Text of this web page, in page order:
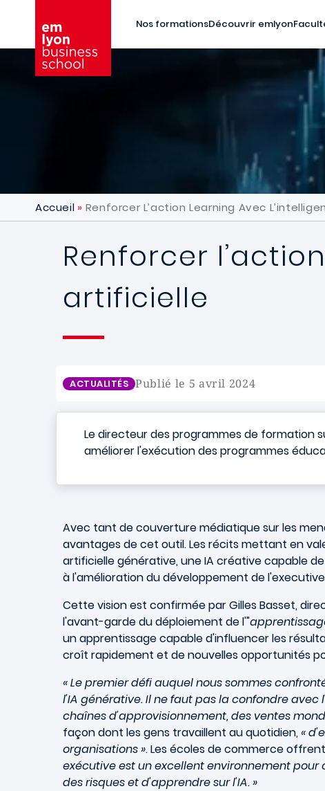
Nos formationsDécouvrir emlyon
Accueil Renforcer L’action Learning Avec
Renforcer
artificielle
ACTUALITÉS Publié le 5 avril 2024
Le directeur des programmes de formation
améliorer l'exécution des programmes
Avec tant de couverture médiatique sur les
avantages de cet outil. Les récits mettant en
artificielle générative, une IA créative capable
à l'amélioration du développement de
Cette vision est confirmée par Gilles Basset,
l'avant-garde du déploiement de l'"
un apprentissage capable d'influencer les
croît rapidement et de nouvelles opportunités
« Le premier défi auquel nous sommes
l'IA générative. Il ne faut pas la confondre
chaînes d'approvisionnement, des ventes
façon dont les gens travaillent au quotidien,«
organisations ». Les écoles de commerce
exécutive est un excellent environnement
des risques et d'apprendre sur l'IA. »